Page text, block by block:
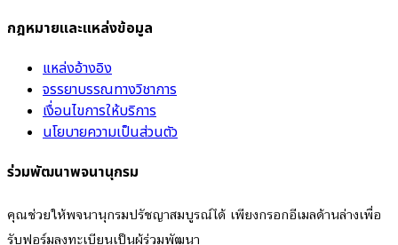
กฎหมายและแหล่งข้อมูล
แหล่งอ้างอิง
จรรยาบรรณทางวิชาการ
เงื่อนไขการให้บริการ
นโยบายความเป็นส่วนตัว
ร่วมพัฒนาพจนานุกรม
คุณช่วยให้พจนานุกรมปรัชญาสมบูรณ์ได้ เพียงกรอกอีเมลด้านล่างเพื่อ
รับฟอร์มลงทะเบียนเป็นผู้ร่วมพัฒนา